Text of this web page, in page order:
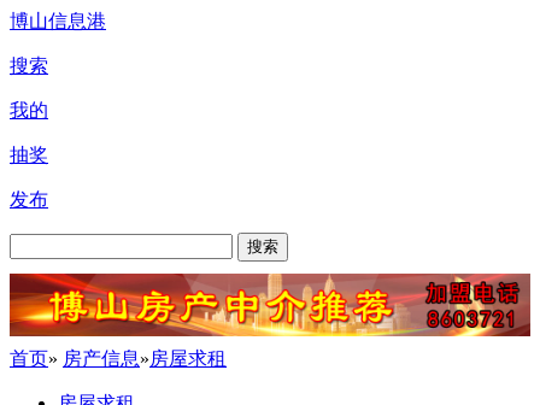
博山信息港
搜索
我的
抽奖
发布
搜索
首页» 房产信息»房屋求租